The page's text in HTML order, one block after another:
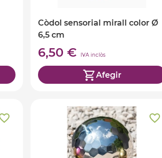
Còdol sensorial mirall color Ø
6,5 cm
6,50 € IVA inclòs
Afegir